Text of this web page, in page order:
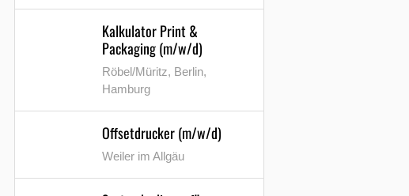
Kalkulator Print &
Packaging (m/w/d)
Röbel/Müritz, Berlin,
Hamburg
Offsetdrucker (m/w/d)
Weiler im Allgäu